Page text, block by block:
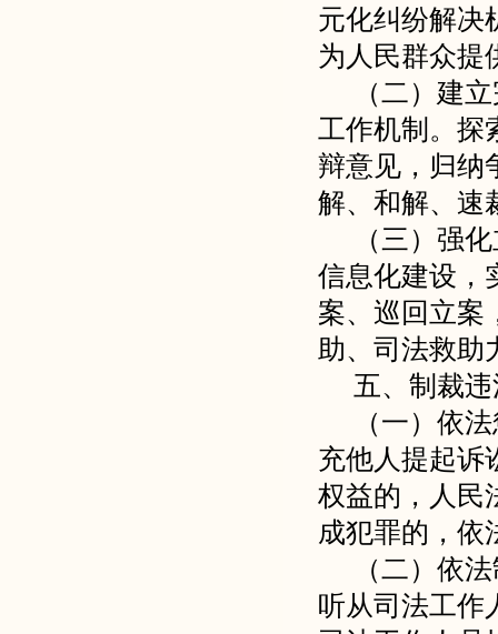
元化纠纷解决
为人民群众提
（二）建
工作机制。探
辩意见，归纳
解、和解、速
（三）强
信息化建设，
案、巡回立案
助、司法救助
五、制裁
（一）依
充他人提起诉
权益的，人民
成犯罪的，依
（二）依
听从司法工作